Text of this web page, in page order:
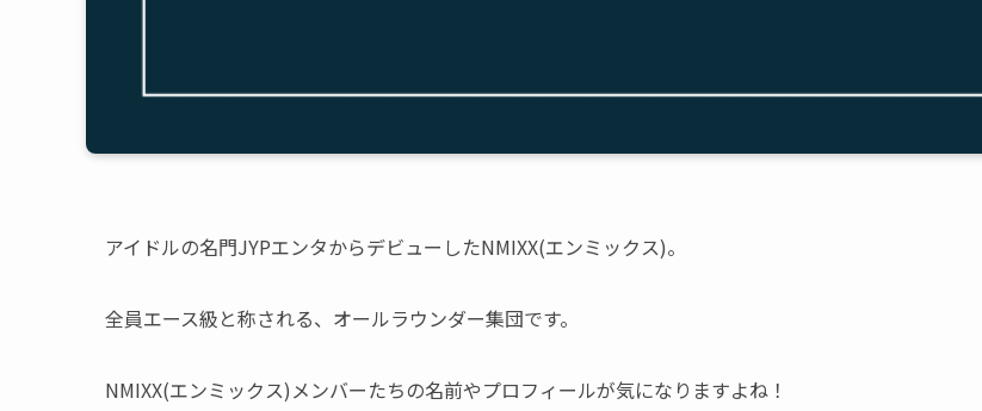
アイドルの名門JYPエンタからデビューしたNMIXX(エンミックス)。
全員エース級と称される、オールラウンダー集団です。
NMIXX(エンミックス)メンバーたちの名前やプロフィールが気になりますよね！